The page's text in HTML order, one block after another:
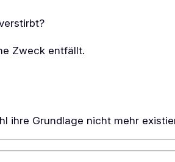
Zweck entfällt.
ihre Grundlage nicht mehr